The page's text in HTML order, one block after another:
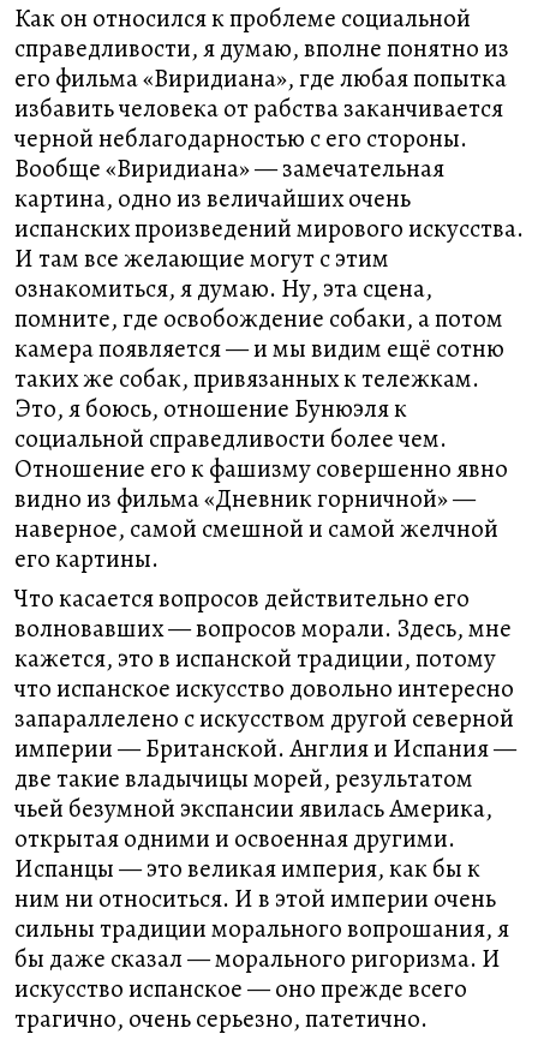
Как он относился к проблеме социальной
справедливости, я думаю, вполне понятно из
его фильма «Виридиана», где любая попытка
избавить человека от рабства заканчивается
черной неблагодарностью с его стороны.
Вообще «Виридиана» — замечательная
картина, одно из величайших очень
испанских произведений мирового искусства.
И там все желающие могут с этим
ознакомиться, я думаю. Ну, эта сцена,
помните, где освобождение собаки, а потом
камера появляется — и мы видим ещё сотню
таких же собак, привязанных к тележкам.
Это, я боюсь, отношение Бунюэля к
социальной справедливости более чем.
Отношение его к фашизму совершенно явно
видно из фильма «Дневник горничной» —
наверное, самой смешной и самой желчной
его картины.
Что касается вопросов действительно его
волновавших — вопросов морали. Здесь, мне
кажется, это в испанской традиции, потому
что испанское искусство довольно интересно
запараллелено с искусством другой северной
империи — Британской. Англия и Испания —
две такие владычицы морей, результатом
чьей безумной экспансии явилась Америка,
открытая одними и освоенная другими.
Испанцы — это великая империя, как бы к
ним ни относиться. И в этой империи очень
сильны традиции морального вопрошания, я
бы даже сказал — морального ригоризма. И
искусство испанское — оно прежде всего
трагично, очень серьезно, патетично.